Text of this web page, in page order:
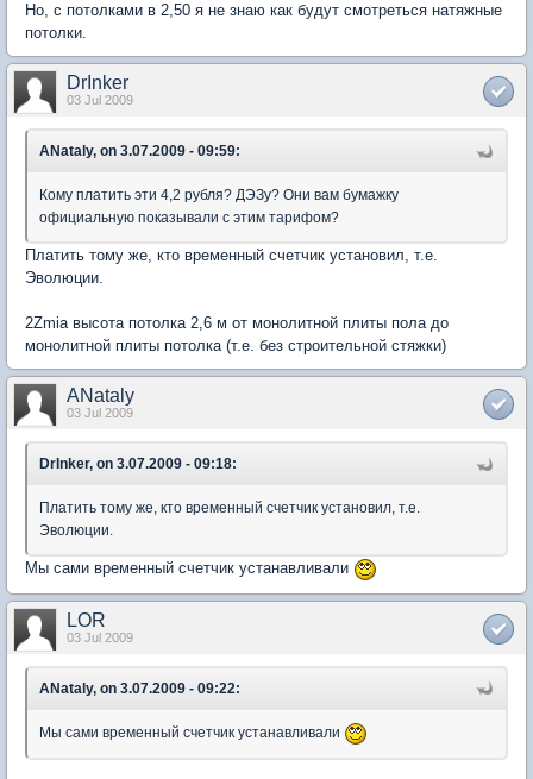
Но, с потолками в 2,50 я не знаю как будут смотреться натяжные
потолки.
DrInker
03 Jul 2009
ANataly, on 3.07.2009 - 09:59:
Кому платить эти 4,2 рубля? ДЭЗу? Они вам бумажку
официальную показывали с этим тарифом?
Платить тому же, кто временный счетчик установил, т.е.
Эволюции.
2Zmia высота потолка 2,6 м от монолитной плиты пола до
монолитной плиты потолка (т.е. без строительной стяжки)
ANataly
03 Jul 2009
DrInker, on 3.07.2009 - 09:18:
Платить тому же, кто временный счетчик установил, т.е.
Эволюции.
Мы сами временный счетчик устанавливали
LOR
03 Jul 2009
ANataly, on 3.07.2009 - 09:22:
Мы сами временный счетчик устанавливали